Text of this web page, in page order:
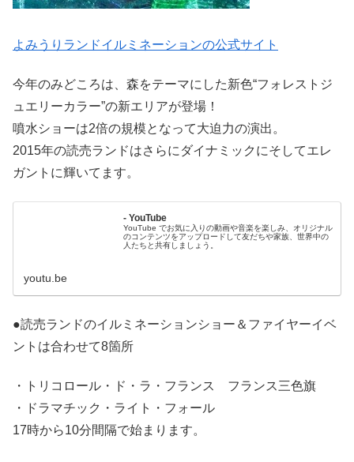
よみうりランドイルミネーションの公式サイト
今年のみどころは、森をテーマにした新色“フォレストジ
ュエリーカラー”の新エリアが登場！
噴水ショーは2倍の規模となって大迫力の演出。
2015年の読売ランドはさらにダイナミックにそしてエレ
ガントに輝いてます。
- YouTube
YouTube でお気に入りの動画や音楽を楽しみ、オリジナル
のコンテンツをアップロードして友だちや家族、世界中の
人たちと共有しましょう。
youtu.be
●読売ランドのイルミネーションショー＆ファイヤーイベ
ントは合わせて8箇所
・トリコロール・ド・ラ・フランス フランス三色旗
・ドラマチック・ライト・フォール
17時から10分間隔で始まります。